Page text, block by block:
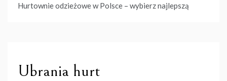
Hurtownie odzieżowe w Polsce – wybierz najlepszą
Ubrania hurt